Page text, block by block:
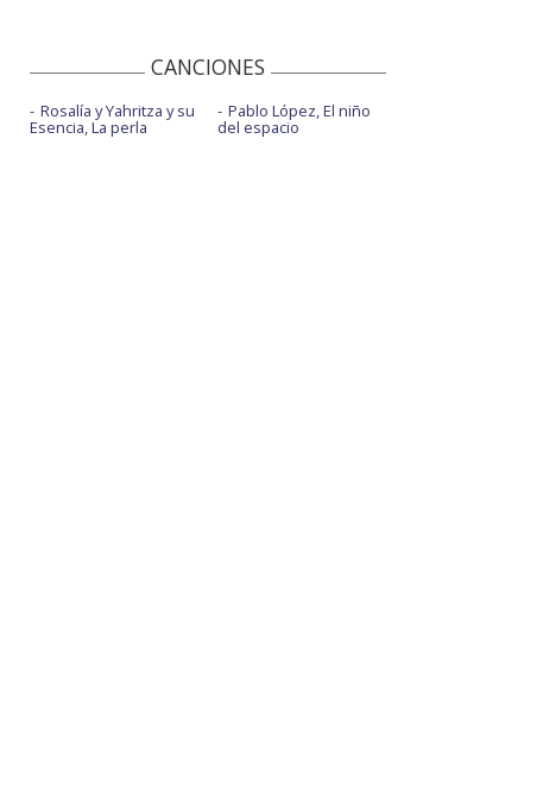
CANCIONES
Rosalía y Yahritza y su
Esencia, La perla
Pablo López, El niño
del espacio